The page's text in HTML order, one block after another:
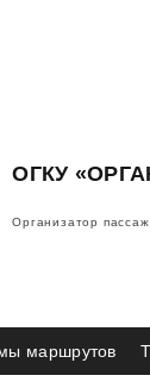
ОГКУ
Организатор
маршрутов